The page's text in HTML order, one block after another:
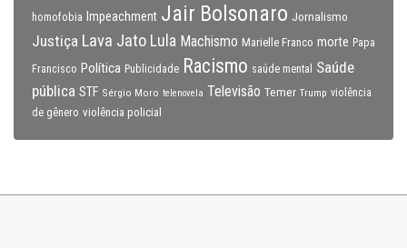
homofobia Impeachment Jair Bolsonaro Jornalismo
Justiça Lava Jato Lula Machismo Marielle Franco morte Papa
Francisco Política Publicidade Racismo saúde mental
Saúde
pública STF Sérgio Moro telenovela Televisão Temer Trump violência
de gênero violência policial